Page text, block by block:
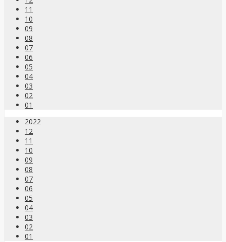
11
10
09
08
07
06
05
04
03
02
01
2022
12
11
10
09
08
07
06
05
04
03
02
01